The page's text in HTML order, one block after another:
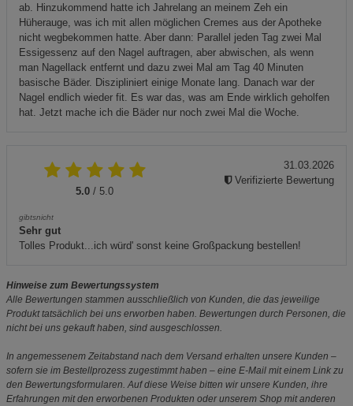
ab. Hinzukommend hatte ich Jahrelang an meinem Zeh ein
Hüherauge, was ich mit allen möglichen Cremes aus der Apotheke
nicht wegbekommen hatte. Aber dann: Parallel jeden Tag zwei Mal
Essigessenz auf den Nagel auftragen, aber abwischen, als wenn
man Nagellack entfernt und dazu zwei Mal am Tag 40 Minuten
basische Bäder. Diszipliniert einige Monate lang. Danach war der
Nagel endlich wieder fit. Es war das, was am Ende wirklich geholfen
hat. Jetzt mache ich die Bäder nur noch zwei Mal die Woche.
5.0 / 5.0
gibtsnicht
Sehr gut
Tolles Produkt...ich würd' sonst keine Großpackung bestellen!
31.03.2026
Verifizierte Bewertung
Hinweise zum Bewertungssystem
Alle Bewertungen stammen ausschließlich von Kunden, die das jeweilige
Produkt tatsächlich bei uns erworben haben. Bewertungen durch Personen, die
nicht bei uns gekauft haben, sind ausgeschlossen.
In angemessenem Zeitabstand nach dem Versand erhalten unsere Kunden –
sofern sie im Bestellprozess zugestimmt haben – eine E-Mail mit einem Link zu
den Bewertungsformularen. Auf diese Weise bitten wir unsere Kunden, ihre
Erfahrungen mit den erworbenen Produkten oder unserem Shop mit anderen